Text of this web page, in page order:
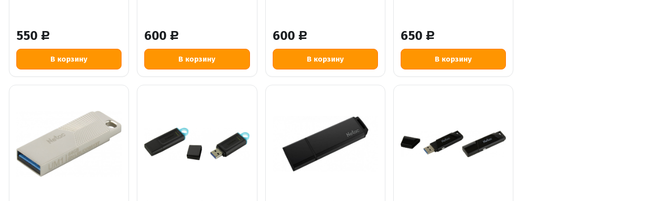
550 Р 600 Р 600 Р 650 Р